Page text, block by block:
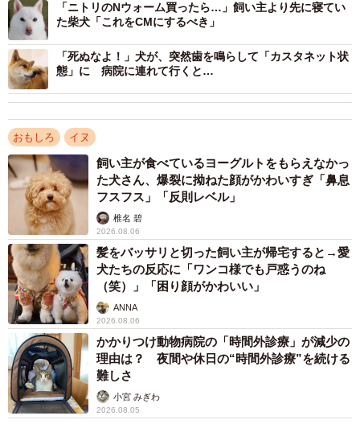
凛々しい顔つきが素敵なカムイくん（画像提供：ばいぱー viper__503 避
難所さん）
ーー当時の状況について教えてください。
「友人ふたりが、久しぶりに我が家に遊びに来てくれてみ
なで飲み会をしました。カムイは当初、別室にいてもらっ
たのですが、途中、『男だけで飲んでいてもつまらないか
ら犬を呼ぼう』という話になり、部屋に入ってもらったの
です。とても人懐こい子なので、すぐに友人に懐いて甘え
ていました」
ーーこのあと、どうなりましたか。
「友人ふたりが寝落ちしたあと、カムイはふたりの間に入
って一緒に寝ていました。目を覚ましたときに撮影したの
が今回の投稿写真です」
ーーカムイくんは、どんな性格か教えてください。
「ニトリのNウォーム買ったら…」飼い主より先に寝てい
た柴犬「これをCMにするべき」
「死ぬなよ！」犬が、突然歯を鳴らして「カスタネット状
態」に 病院に連れて行くと…
おもしろ イヌ
飼い主が食べているヨーグルトをもらえなかっ
た犬さん、爆裂に拗ねた顔がかわいすぎ「鼻息
フスフス」「反則レベル」
椎名 碧
2026.08.06
髪をバッサリと切った飼い主が帰宅すると→愛
犬たちの反応に「ワンコ様でも戸惑うのね
（笑）」「困り顔がかわいい」
ANNA
2026.08.06
かかりつけ動物病院の「時間外診療」が減少の
理由は？ 夜間や休日の“時間外診療”を続ける
難しさ
小宮 みぎわ
2026.08.05